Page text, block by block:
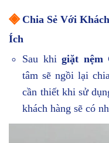
◈Chia Sẻ Với
Ích
Sau khigiặt nệm
tâm sẽ ngồi lại
cần thiết khi sử
khách hàng sẽ có